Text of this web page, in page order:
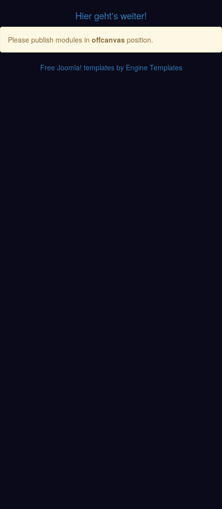
Hier geht's weiter!
Please publish modules in offcanvas position.
Free Joomla! templates by Engine Templates